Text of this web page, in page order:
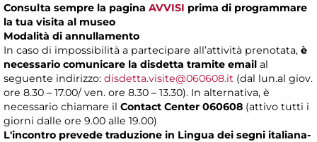
Consulta sempre la pagina AVVISI prima di programmare
la tua visita al museo
Modalità di annullamento
In caso di impossibilità a partecipare all’attività prenotata, è
necessario comunicare la disdetta tramite email al
seguente indirizzo: disdetta.visite@060608.it (dal lun.al giov.
ore 8.30 – 17.00/ ven. ore 8.30 – 13.30). In alternativa, è
necessario chiamare il Contact Center 060608 (attivo tutti i
giorni dalle ore 9.00 alle 19.00)
L'incontro prevede traduzione in Lingua dei segni italiana-